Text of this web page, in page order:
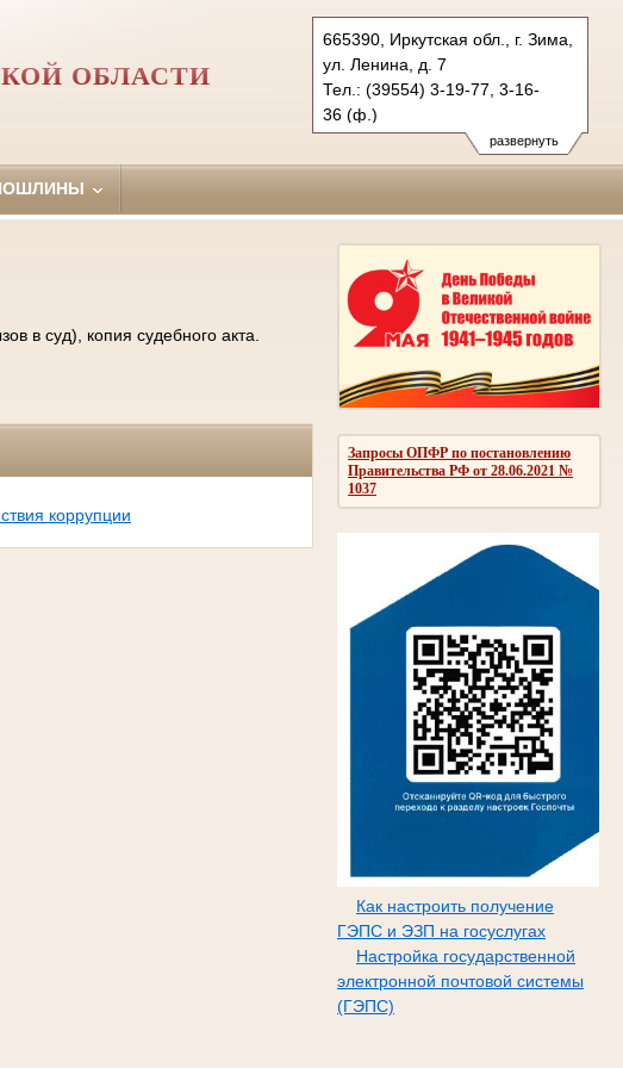
развернуть
665390, Иркутская обл., г. Зима,
ул. Ленина, д. 7
Тел.: (39554) 3-19-77, 3-16-
36 (ф.)
ziminsky.irk@sudrf.ru
ОБЛАСТИ
Запросы ОПФР по постановлению
Правительства РФ от 28.06.2021 №
1037
Как настроить получение
ГЭПС и ЭЗП на госуслугах
Настройка государственной
электронной почтовой системы
(ГЭПС)
в суд), копия судебного акта.
коррупции